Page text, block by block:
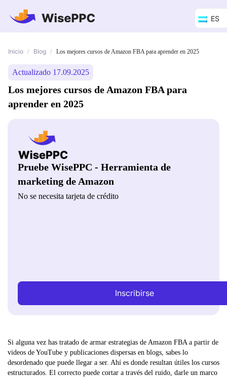
ES
Inicio / Blog / Los mejores cursos de Amazon FBA para aprender en 2025
Actualizado 17.09.2025
Los mejores cursos de Amazon FBA para
aprender en 2025
Pruebe WisePPC - Herramienta de
marketing de Amazon
No se necesita tarjeta de crédito
Inscribirse
Si alguna vez has tratado de armar estrategias de Amazon FBA a partir de
videos de YouTube y publicaciones dispersas en blogs, sabes lo
desordenado que puede llegar a ser. Ahí es donde resultan útiles los cursos
estructurados. El correcto puede cortar a través del ruido, darle un marco